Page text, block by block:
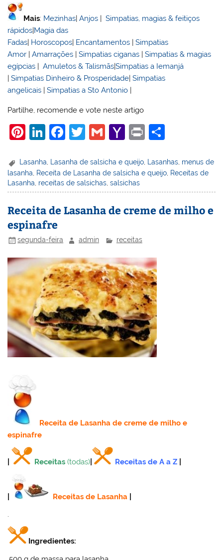
Mais: Mezinhas|Anjos |Simpatias, magias & feitiços
rápidos|Magia das
Fadas| Horoscopos| Encantamentos |Simpatias
Amor |Amarrações |Simpatias ciganas |Simpatias & magias
egípcias |Amuletos & Talismãs|Simpatias a Iemanjá
|Simpatias Dinheiro & Prosperidade|Simpatias
angelicais |Simpatias a Sto Antonio |
Partilhe, recomende e vote neste artigo
Pi
er
e
st
Li
k
e
dI
n
F
c
e
b
o
k
T
itt
er
G
ai
l
Y
h
o
o
M
l
Pr
t
ar
e
Lasanha, Lasanha de salsicha e queijo, Lasanhas, menus de
lasanha
Receita de Lasanha de salsicha e queijo Receitas de
Lasanha receitas de salsichas ,salsichas
Receita de Lasanha de creme de milho e
espinafre
segunda-feira admin receitas
Receitade Lasanha de creme de milho e
espinafre
Receitas (todas) Receitas de A a Z
Receitas de Lasanha
.
Ingredientes: